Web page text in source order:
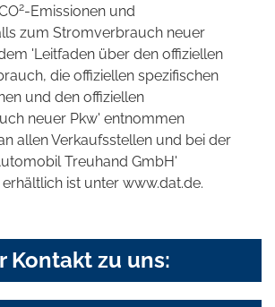
2-Emissionen und
zum Stromverbrauch neuer
'Leitfaden über den offiziellen
die offiziellen spezifischen
und den offiziellen
neuer Pkw' entnommen
allen Verkaufsstellen und bei der
Treuhand GmbH'
ist unter www.dat.de.
Kontakt zu uns: